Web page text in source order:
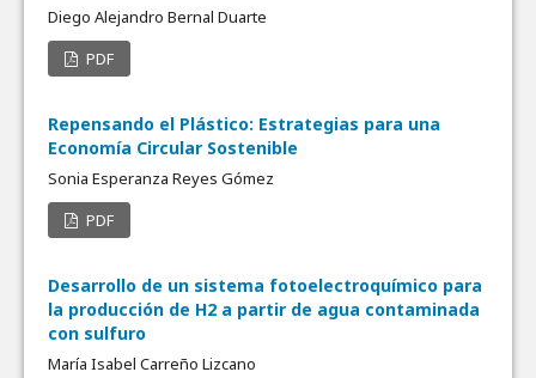
Diego Alejandro Bernal Duarte
PDF
Repensando el Plástico: Estrategias para una
Economía Circular Sostenible
Sonia Esperanza Reyes Gómez
PDF
Desarrollo de un sistema fotoelectroquímico para
la producción de H2 a partir de agua contaminada
con sulfuro
María Isabel Carreño Lizcano